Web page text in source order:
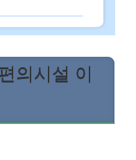
의시설 이